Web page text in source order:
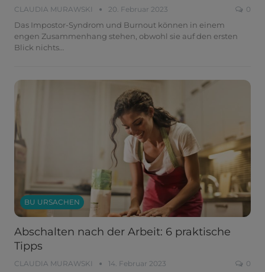
CLAUDIA MURAWSKI 20. Februar 2023 0
Das Impostor-Syndrom und Burnout können in einem
engen Zusammenhang stehen, obwohl sie auf den ersten
Blick nichts
BU URSACHEN
Abschalten nach der Arbeit: 6 praktische
Tipps
CLAUDIA MURAWSKI 14. Februar 2023 0